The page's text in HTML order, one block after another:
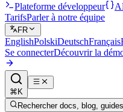
Plateforme développeur
TarifsParler à notre équipe
FR
EnglishPolskiDeutschFrançais
Se connecterDécouvrir la
⌘K
Rechercher docs, blog,